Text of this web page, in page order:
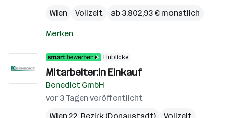
Wien
Vollzeit ab 3.802,93 € monatlich
Merken
Einblicke
Mitarbeiter:in Einkauf
Benedict GmbH
vor 3 Tagen veröffentlicht